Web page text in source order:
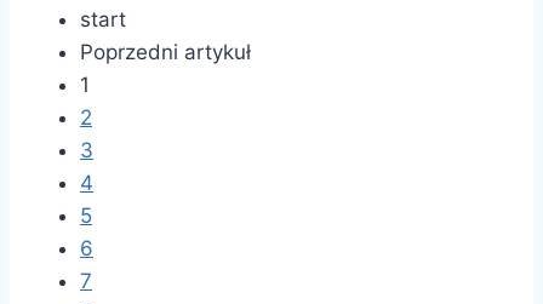
start
Poprzedni artykuł
1
2
3
4
5
6
7